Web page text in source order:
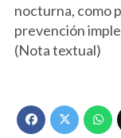
nocturna, como
prevención
(Nota textual)